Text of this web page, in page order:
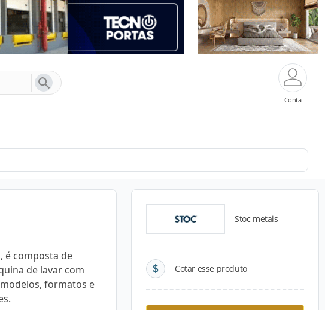
Conta
é composta de
de lavar com
formatos e
Stoc metais
Cotar esse produto